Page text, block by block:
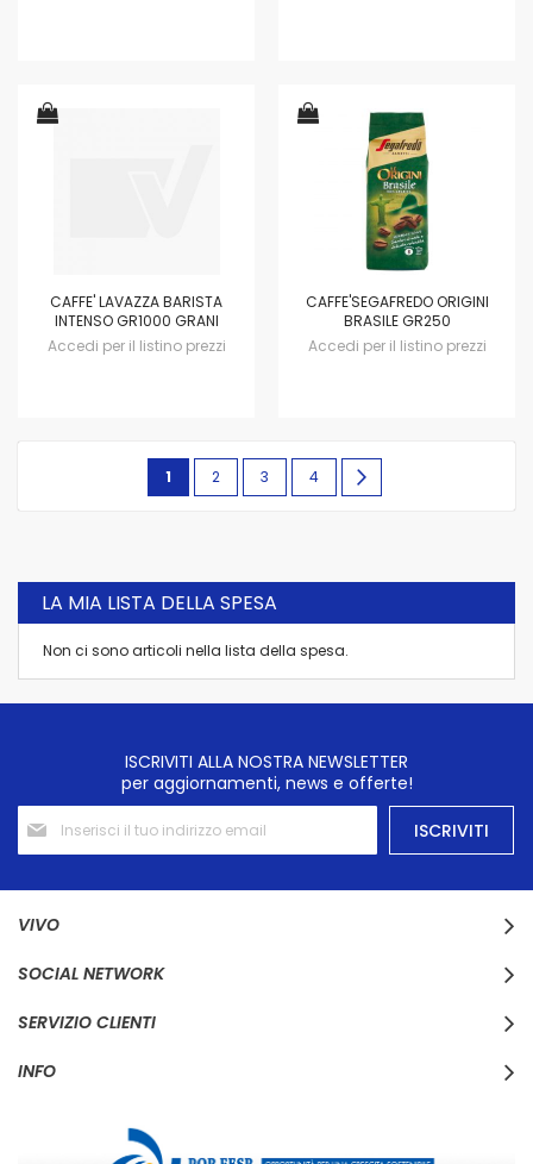
CAFFE' LAVAZZA BARISTA
INTENSO GR1000 GRANI
Accedi per il listino prezzi
CAFFE'SEGAFREDO ORIGINI
BRASILE GR250
Accedi per il listino prezzi
Pagina
Attualmente
la
1 Pagina
2 Pagina
3 Pagina
4
LA MIA LISTA DELLA SPESA
Non ci sono articoli nella lista della spesa.
ISCRIVITI ALLA NOSTRA NEWSLETTER
per aggiornamenti, news e offerte!
Iscriviti
alla
nostra
ISCRIVITI
VIVO
SOCIAL NETWORK
SERVIZIO CLIENTI
INFO